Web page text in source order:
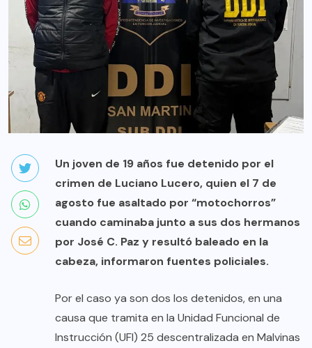
Un joven de 19 años fue detenido por el
crimen de Luciano Lucero, quien el 7 de
agosto fue asaltado por “motochorros”
cuando caminaba junto a sus dos hermanos
por José C. Paz y resultó baleado en la
cabeza, informaron fuentes policiales.
Por el caso ya son dos los detenidos, en una
causa que tramita en la Unidad Funcional de
Instrucción (UFI) 25 descentralizada en Malvinas